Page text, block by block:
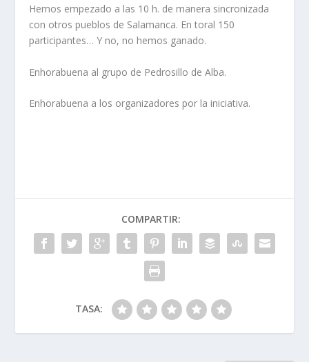
Hemos empezado a las 10 h. de manera sincronizada
con otros pueblos de Salamanca. En toral 150
participantes… Y no, no hemos ganado.
Enhorabuena al grupo de Pedrosillo de Alba.
Enhorabuena a los organizadores por la iniciativa.
COMPARTIR:
TASA: